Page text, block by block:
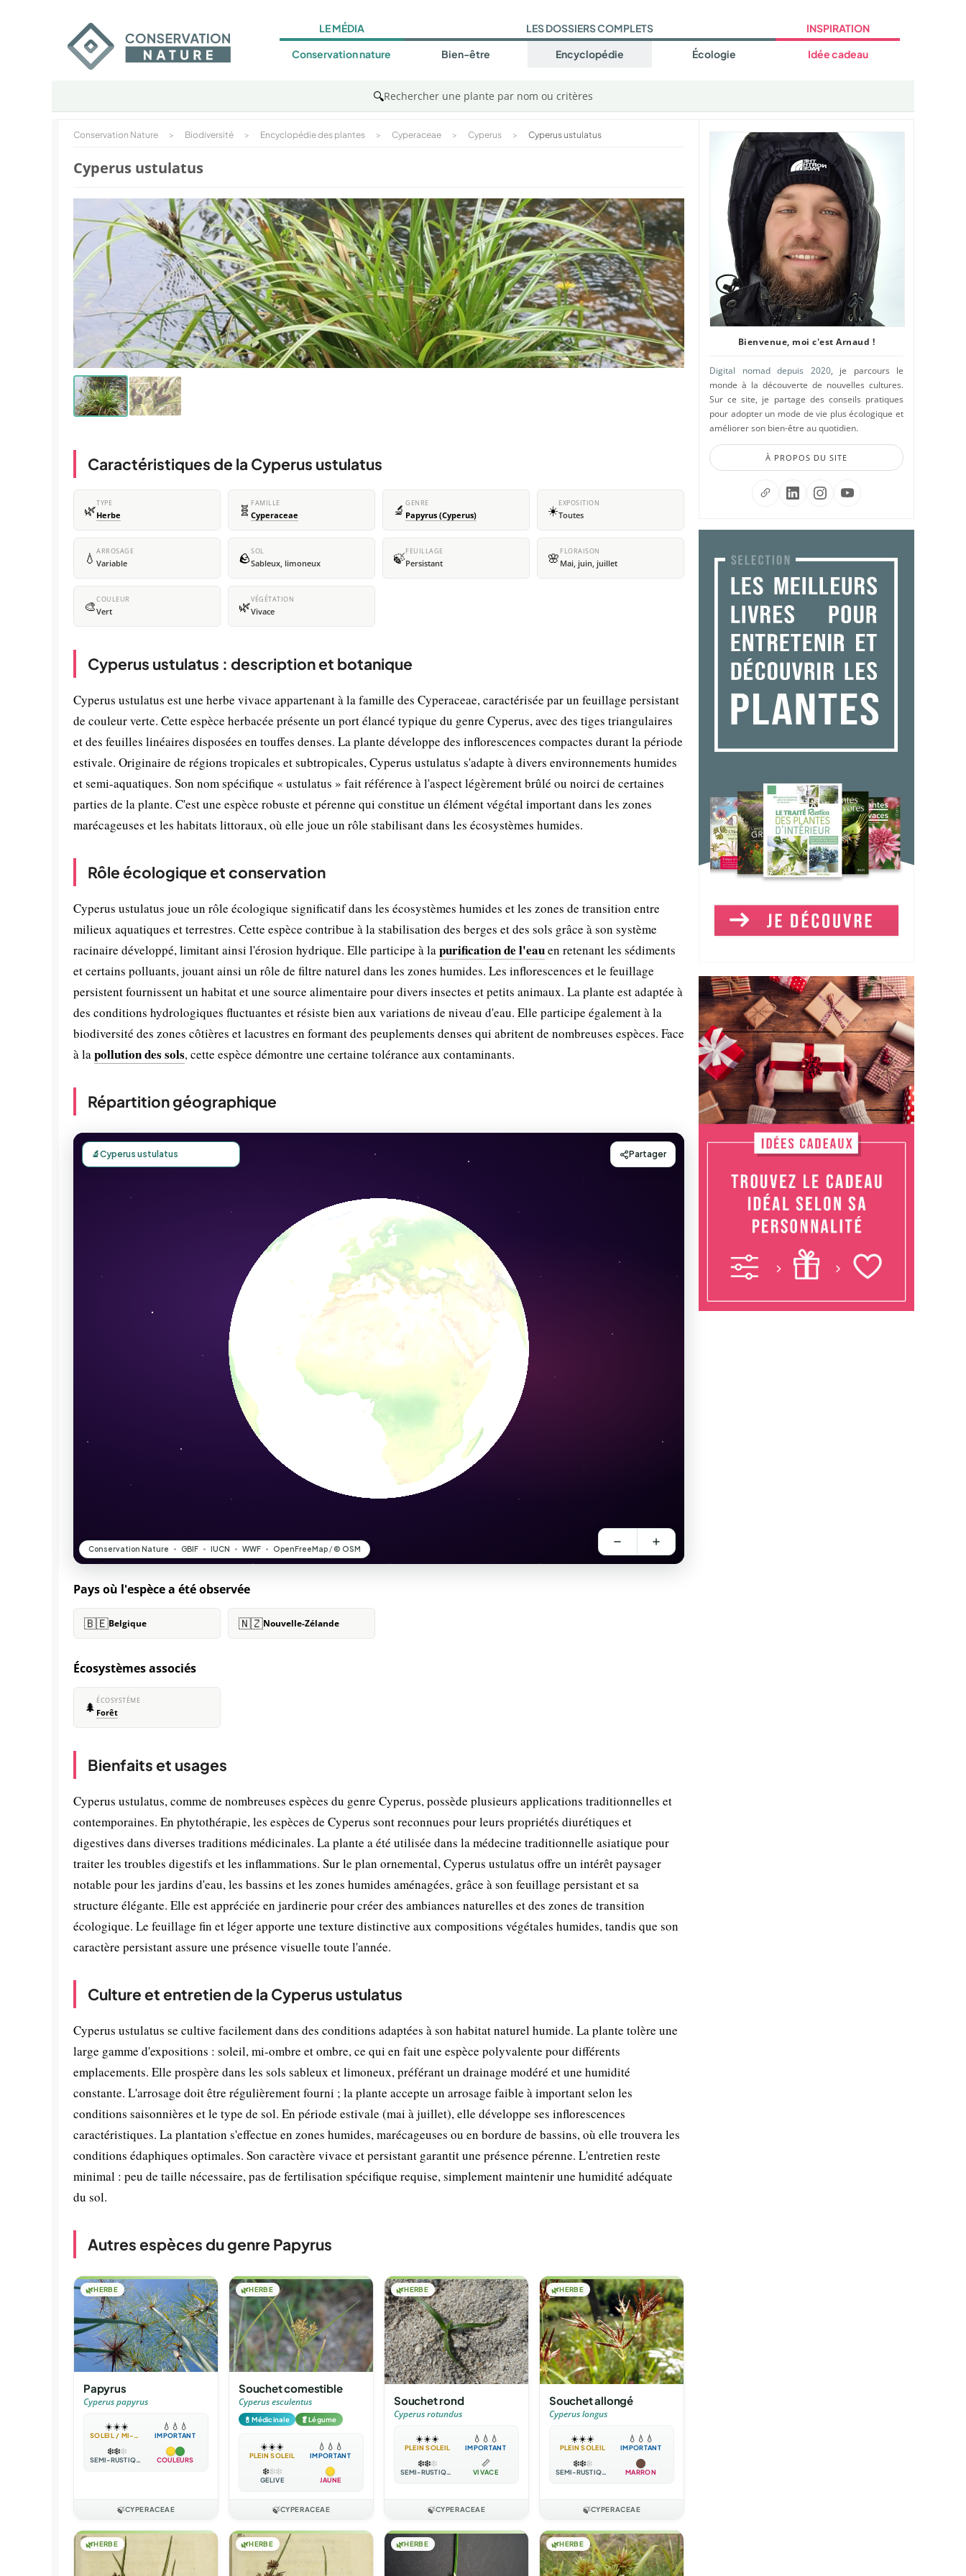
LE MÉDIA
Conservation nature
LES DOSSIERS COMPLETS
Bien-être Encyclopédie Écologie
INSPIRATION
Idée cadeau
🔍Rechercher une plante par nom ou critères
Conservation Nature > Biodiversité > Encyclopédie des plantes > Cyperaceae > Cyperus > Cyperus ustulatus
Cyperus ustulatus
Caractéristiques de la Cyperus ustulatus
🌿TYPE
Herbe 🧬 FAMILLE
Cyperaceae 🔬 GENRE
Papyrus (Cyperus) ☀️EXPOSITION
Toutes
💧 ARROSAGE
Variable 🪨SOL
Sableux, limoneux 🍃FEUILLAGE
Persistant 🌸 FLORAISON
Mai, juin, juillet
🎨COULEUR
Vert 🌿VÉGÉTATION
Vivace
Cyperus ustulatus : description et botanique
Cyperus ustulatus est une herbe vivace appartenant à la famille des Cyperaceae, caractérisée par un feuillage persistant
de couleur verte. Cette espèce herbacée présente un port élancé typique du genre Cyperus, avec des tiges triangulaires
et des feuilles linéaires disposées en touffes denses. La plante développe des inflorescences compactes durant la période
estivale. Originaire de régions tropicales et subtropicales, Cyperus ustulatus s'adapte à divers environnements humides
et semi-aquatiques. Son nom spécifique « ustulatus » fait référence à l'aspect légèrement brûlé ou noirci de certaines
parties de la plante. C'est une espèce robuste et pérenne qui constitue un élément végétal important dans les zones
marécageuses et les habitats littoraux, où elle joue un rôle stabilisant dans les écosystèmes humides.
Rôle écologique et conservation
Cyperus ustulatus joue un rôle écologique significatif dans les écosystèmes humides et les zones de transition entre
milieux aquatiques et terrestres. Cette espèce contribue à la stabilisation des berges et des sols grâce à son système
racinaire développé, limitant ainsi l'érosion hydrique. Elle participe à lapurification de l'eauen retenant les sédiments
et certains polluants, jouant ainsi un rôle de filtre naturel dans les zones humides. Les inflorescences et le feuillage
persistent fournissent un habitat et une source alimentaire pour divers insectes et petits animaux. La plante est adaptée à
des conditions hydrologiques fluctuantes et résiste bien aux variations de niveau d'eau. Elle participe également à la
biodiversité des zones côtières et lacustres en formant des peuplements denses qui abritent de nombreuses espèces. Face
à lapollution des sols, cette espèce démontre une certaine tolérance aux contaminants.
Répartition géographique
Pays où l'espèce a été observée
🇧🇪Belgique 🇳🇿Nouvelle-Zélande
Écosystèmes associés
🌲 ÉCOSYSTÈME
Forêt
Bienfaits et usages
Cyperus ustulatus, comme de nombreuses espèces du genre Cyperus, possède plusieurs applications traditionnelles et
contemporaines. En phytothérapie, les espèces de Cyperus sont reconnues pour leurs propriétés diurétiques et
digestives dans diverses traditions médicinales. La plante a été utilisée dans la médecine traditionnelle asiatique pour
traiter les troubles digestifs et les inflammations. Sur le plan ornemental, Cyperus ustulatus offre un intérêt paysager
notable pour les jardins d'eau, les bassins et les zones humides aménagées, grâce à son feuillage persistant et sa
structure élégante. Elle est appréciée en jardinerie pour créer des ambiances naturelles et des zones de transition
écologique. Le feuillage fin et léger apporte une texture distinctive aux compositions végétales humides, tandis que son
caractère persistant assure une présence visuelle toute l'année.
Culture et entretien de la Cyperus ustulatus
Cyperus ustulatus se cultive facilement dans des conditions adaptées à son habitat naturel humide. La plante tolère une
large gamme d'expositions : soleil, mi-ombre et ombre, ce qui en fait une espèce polyvalente pour différents
emplacements. Elle prospère dans les sols sableux et limoneux, préférant un drainage modéré et une humidité
constante. L'arrosage doit être régulièrement fourni ; la plante accepte un arrosage faible à important selon les
conditions saisonnières et le type de sol. En période estivale (mai à juillet), elle développe ses inflorescences
caractéristiques. La plantation s'effectue en zones humides, marécageuses ou en bordure de bassins, où elle trouvera les
conditions édaphiques optimales. Son caractère vivace et persistant garantit une présence pérenne. L'entretien reste
minimal : peu de taille nécessaire, pas de fertilisation spécifique requise, simplement maintenir une humidité adéquate
du sol.
Autres espèces du genre Papyrus
🌿HERBE
Papyrus
Cyperus papyrus
☀️☀️☀️
SOLEIL / MI-OMBRE
💧 💧 💧
IMPORTANT
❄️❄️❄️
SEMI-RUSTIQUE COULEURS
🍃CYPERACEAE
🌿HERBE
Souchet comestible
Cyperus esculentus
💊Médicinale 🥬Légume
☀️☀️☀️
PLEIN SOLEIL
💧 💧 💧
IMPORTANT
❄️❄️❄️
GÉLIVE JAUNE
🍃CYPERACEAE
🌿HERBE
Souchet rond
Cyperus rotundus
☀️☀️☀️
PLEIN SOLEIL
💧 💧 💧
IMPORTANT
❄️❄️❄️
SEMI-RUSTIQUE
📏
VIVACE
🍃CYPERACEAE
🌿HERBE
Souchet allongé
Cyperus longus
☀️☀️☀️
PLEIN SOLEIL
💧 💧 💧
IMPORTANT
❄️❄️❄️
SEMI-RUSTIQUE MARRON
🍃CYPERACEAE
🌿HERBE 🌿HERBE 🌿HERBE 🌿HERBE
Bienvenue, moi c'est Arnaud !
Digital nomad depuis 2020, je parcours le
monde à la découverte de nouvelles cultures.
Sur ce site, je partage des conseils pratiques
pour adopter un mode de vie plus écologique et
améliorer son bien-être au quotidien.
À PROPOS DU SITE